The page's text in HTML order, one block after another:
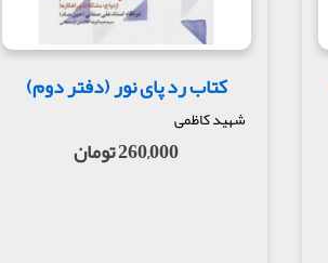
کتاب رد پای نور (دفتر دوم)
شهید کاظمی
260,000 تومان